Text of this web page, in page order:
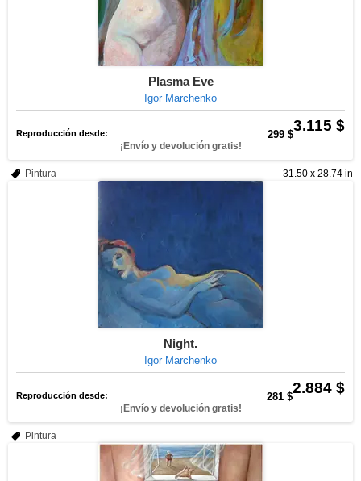
Plasma Eve
Igor Marchenko
3.115 $
Reproducción desde: 299 $
¡Envío y devolución gratis!
31.50 x 28.74 in
Pintura
Night.
Igor Marchenko
2.884 $
Reproducción desde: 281 $
¡Envío y devolución gratis!
Pintura